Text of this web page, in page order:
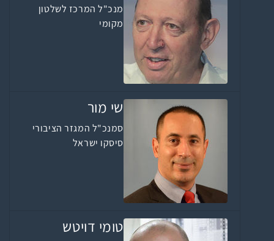
מנכ"ל המרכז לשלטון
מקומי
שי מור
סמנכ"ל המגזר הציבורי
סיסקו ישראל
טומי דויטש